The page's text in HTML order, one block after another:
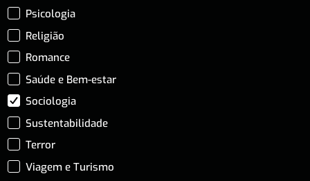
Psicologia
Religião
Romance
Saúde e Bem-estar
Sociologia
Sustentabilidade
Terror
Viagem e Turismo